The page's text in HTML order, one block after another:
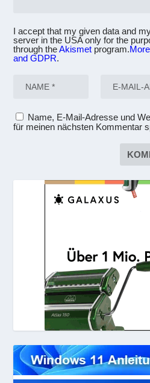
I accept that my given data and
server in the USA only for the
through theAkismet program.
and GDPR.
Name, E-Mail-Adresse und
für meinen nächsten Kommentar